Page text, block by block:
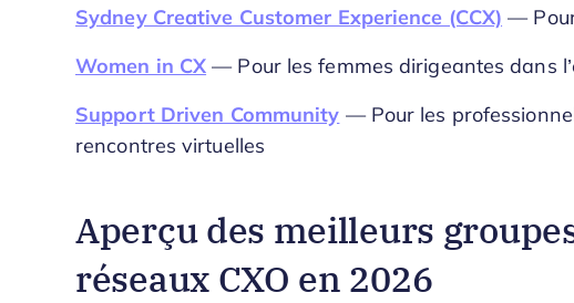
Sydney Creative Customer Experience (CCX) —
Women in CX — Pour les femmes dirigeantes dans
Support Driven Community — Pour les
rencontres virtuelles
Aperçu des meilleurs
réseaux CXO en 2026